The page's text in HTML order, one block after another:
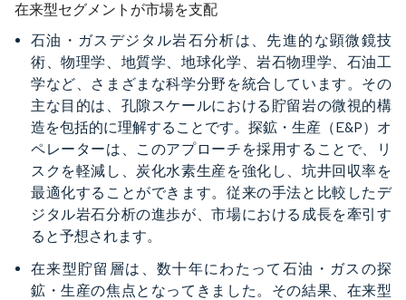
在来型セグメントが市場を支配
石油・ガスデジタル岩石分析は、先進的な顕微鏡技
術、物理学、地質学、地球化学、岩石物理学、石油工
学など、さまざまな科学分野を統合しています。その
主な目的は、孔隙スケールにおける貯留岩の微視的構
造を包括的に理解することです。探鉱・生産（E&P）オ
ペレーターは、このアプローチを採用することで、リ
スクを軽減し、炭化水素生産を強化し、坑井回収率を
最適化することができます。従来の手法と比較したデ
ジタル岩石分析の進歩が、市場における成長を牽引す
ると予想されます。
在来型貯留層は、数十年にわたって石油・ガスの探
鉱・生産の焦点となってきました。その結果、在来型